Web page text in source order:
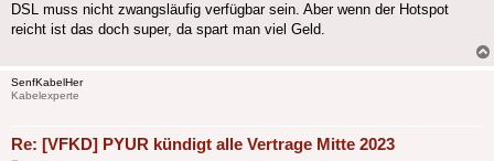
DSL muss nicht zwangsläufig verfügbar sein. Aber wenn der Hotspot
reicht ist das doch super, da spart man viel Geld.
SenfKabelHer
Kabelexperte
Re: [VFKD] PYUR kündigt alle Vertrage Mitte 2023